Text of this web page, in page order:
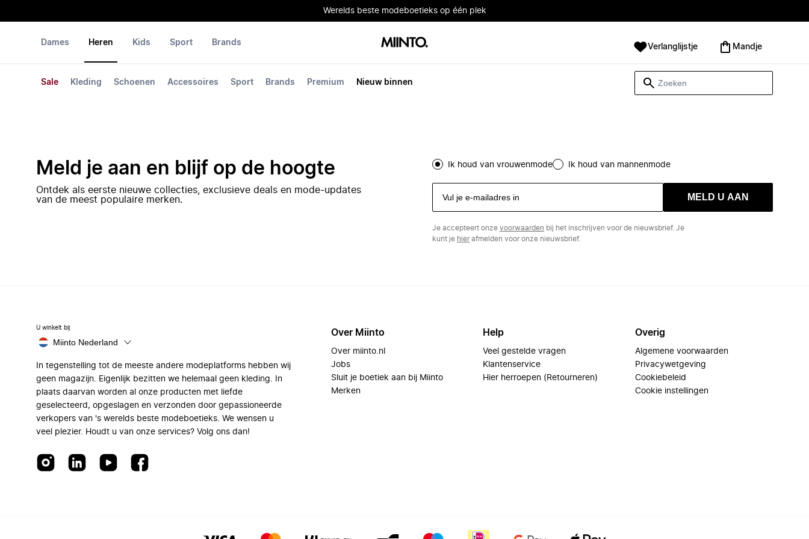
Werelds beste modeboetieks op één plek
Dames Heren
Sale Kleding Schoenen Accessoires Sport Brands Premium Nieuw binnen
Kids Sport Brands Verlanglijstje Mandje
Meld je aan en blijf op de hoogte
Ontdek als eerste nieuwe collecties, exclusieve deals en mode-updates
van de meest populaire merken.
Ik houd van vrouwenmode Ik houd van mannenmode
MELD U AAN
Je accepteert onze voorwaarden bij het inschrijven voor de nieuwsbrief. Je
kunt je hierafmelden voor onze nieuwsbrief.
U winkelt bij
Miinto Nederland
In tegenstelling tot de meeste andere modeplatforms hebben wij
geen magazijn. Eigenlijk bezitten we helemaal geen kleding. In
plaats daarvan worden al onze producten met liefde
geselecteerd, opgeslagen en verzonden door gepassioneerde
verkopers van 's werelds beste modeboetieks. We wensen u
veel plezier. Houdt u van onze services? Volg ons dan!
Over Miinto
Over miinto.nl
Jobs
Sluit je boetiek aan bij Miinto
Merken
Help
Veel gestelde vragen
Klantenservice
Hier herroepen (Retourneren)
Overig
Algemene voorwaarden
Privacywetgeving
Cookiebeleid
Cookie instellingen